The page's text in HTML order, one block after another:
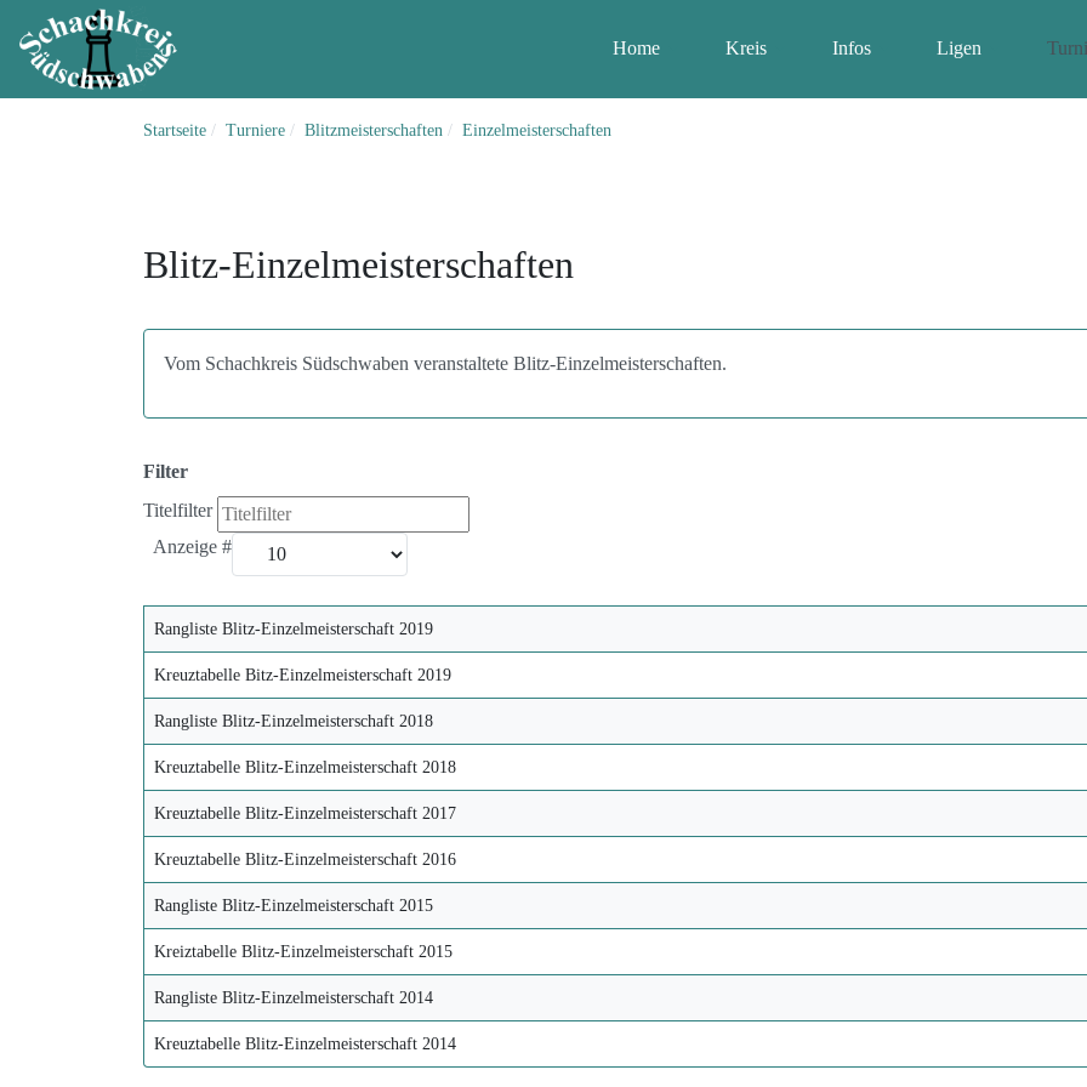
Home Kreis Infos Ligen
Startseite Turniere Blitzmeisterschaften Einzelmeisterschaften
Blitz-Einzelmeisterschaften
Vom Schachkreis Südschwaben veranstaltete Blitz-Einzelmeisterschaften.
Filter
Titelfilter
Anzeige #
Rangliste Blitz-Einzelmeisterschaft 2019
Kreuztabelle Bitz-Einzelmeisterschaft 2019
Rangliste Blitz-Einzelmeisterschaft 2018
Kreuztabelle Blitz-Einzelmeisterschaft 2018
Kreuztabelle Blitz-Einzelmeisterschaft 2017
Kreuztabelle Blitz-Einzelmeisterschaft 2016
Rangliste Blitz-Einzelmeisterschaft 2015
Kreiztabelle Blitz-Einzelmeisterschaft 2015
Rangliste Blitz-Einzelmeisterschaft 2014
Kreuztabelle Blitz-Einzelmeisterschaft 2014